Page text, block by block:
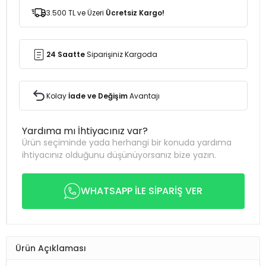
3.500 TL ve Üzeri Ücretsiz Kargo!
24 SaatteSiparişiniz Kargoda
Kolayİade ve DeğişimAvantajı
Yardıma mı İhtiyacınız var?
Ürün seçiminde yada herhangi bir konuda yardıma
ihtiyacınız olduğunu düşünüyorsanız bize yazın.
WHATSAPP İLE SİPARİŞ VER
Ürün Açıklaması